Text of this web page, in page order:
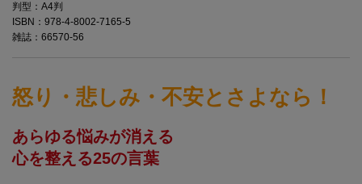
判型：A4判
ISBN：978-4-8002-7165-5
雑誌：66570-56
怒り・悲しみ・不安とさよなら！
あらゆる悩みが消える
心を整える25の言葉